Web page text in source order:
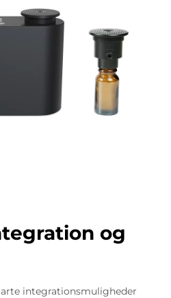
og
integrationsmuligheder